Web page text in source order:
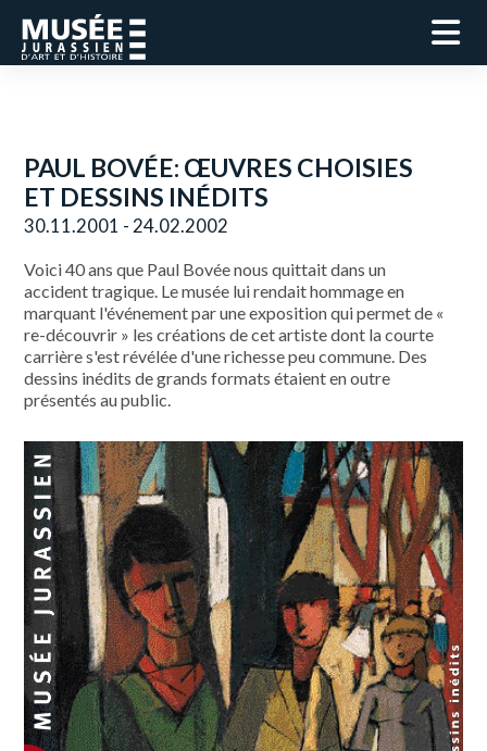
PAUL BOVÉE: ŒUVRES CHOISIES
ET DESSINS INÉDITS
30.11.2001 - 24.02.2002
Voici 40 ans que Paul Bovée nous quittait dans un
accident tragique. Le musée lui rendait hommage en
marquant l'événement par une exposition qui permet de «
re-découvrir » les créations de cet artiste dont la courte
carrière s'est révélée d'une richesse peu commune. Des
dessins inédits de grands formats étaient en outre
présentés au public.